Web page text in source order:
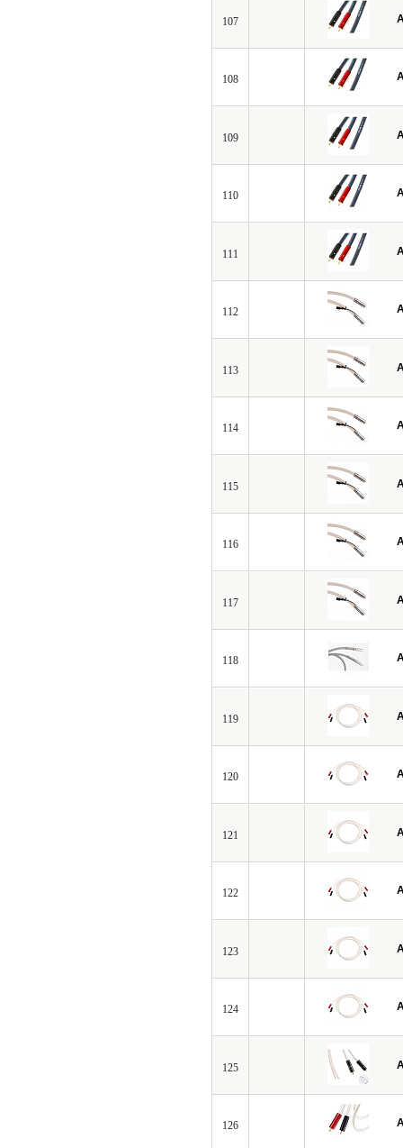
107
108
109
110
111
112
113
114
115
116
117
118
119
120
121
122
123
124
125
126